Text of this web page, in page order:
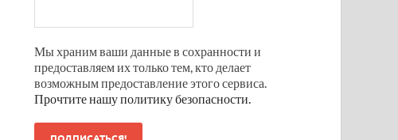
Мы храним ваши данные в сохранности и
предоставляем их только тем, кто делает
возможным предоставление этого сервиса.
Прочтите нашу политику безопасности.